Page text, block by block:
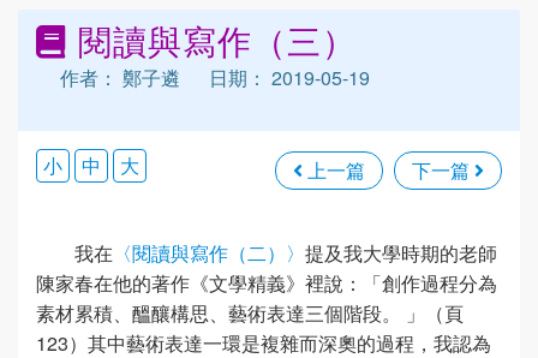
閱讀與寫作（三）
作者： 鄭子遴 日期： 2019-05-19
上一篇 下一篇
小 中 大
我在 〈閱讀與寫作（二）〉 提及我大學時期的老師
陳家春在他的著作《文學精義》裡說：「創作過程分為
素材累積、醞釀構思、藝術表達三個階段。 」（頁
123）其中藝術表達一環是複雜而深奧的過程，我認為